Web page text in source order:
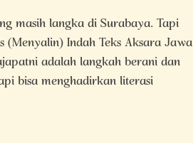
masih langka di Surabaya. Tapi
Indah Teks Aksara Jawa
adalah langkah berani dan
bisa menghadirkan literasi